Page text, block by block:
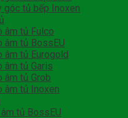
góc tủ bếp Inoxen
âm tủ Fulco
âm tủ BossEU
âm tủ Eurogold
âm tủ Garis
âm tủ Grob
âm tủ Inoxen
tủ BossEU